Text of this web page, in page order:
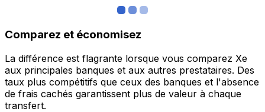
Comparez et économisez
La différence est flagrante lorsque vous comparez Xe
aux principales banques et aux autres prestataires. Des
taux plus compétitifs que ceux des banques et l'absence
de frais cachés garantissent plus de valeur à chaque
transfert.